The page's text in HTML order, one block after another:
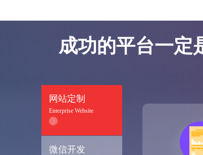
成功的平台一定
网站定制
Enterprise Website
微信开发